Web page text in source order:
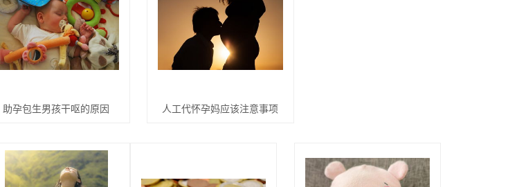
助孕包生男孩干呕的原因 人工代怀孕妈应该注意事项